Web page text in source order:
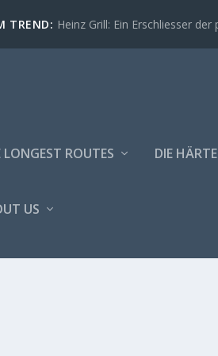
TREND: Heinz Grill: Ein Erschliesser
LONGEST ROUTES DIE
US